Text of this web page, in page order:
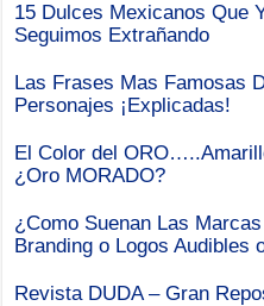
15 Dulces Mexicanos Que
Seguimos Extrañando
Las Frases Mas Famosas
Personajes ¡Explicadas!
El Color del
¿Oro MORADO?
¿Como Suenan Las
Branding o Logos Audibles
Revista DUDA – Gran